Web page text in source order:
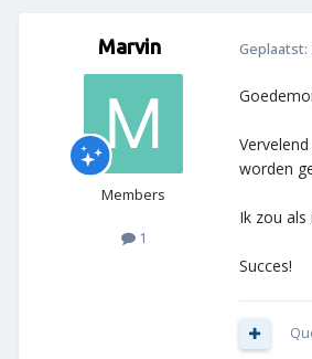
Marvin
Members
1
Geplaatst:
worden
Ik zou
Succes!